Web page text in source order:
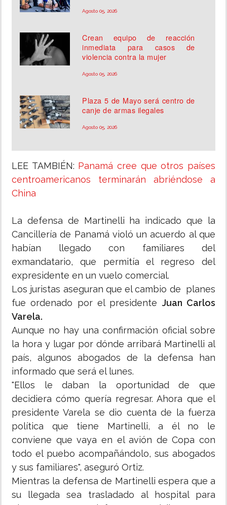
Agosto 05, 2026
Crean equipo de reacción
inmediata para casos de
violencia contra la mujer
Agosto 05, 2026
Plaza 5 de Mayo será centro de
canje de armas ilegales
Agosto 05, 2026
LEE TAMBIÉN: Panamá cree que otros países
centroamericanos terminarán abriéndose a
China
La defensa de Martinelli ha indicado que la
Cancillería de Panamá violó un acuerdo al que
habían llegado con familiares del
exmandatario, que permitía el regreso del
expresidente en un vuelo comercial.
Los juristas aseguran que el cambio de planes
fue ordenado por el presidente Juan Carlos
Varela.
Aunque no hay una confirmación oficial sobre
la hora y lugar por dónde arribará Martinelli al
país, algunos abogados de la defensa han
informado que será el lunes.
"Ellos le daban la oportunidad de que
decidiera cómo quería regresar. Ahora que el
presidente Varela se dio cuenta de la fuerza
política que tiene Martinelli, a él no le
conviene que vaya en el avión de Copa con
todo el puebo acompañándolo, sus abogados
y sus familiares", aseguró Ortiz.
Mientras la defensa de Martinelli espera que a
su llegada sea trasladado al hospital para